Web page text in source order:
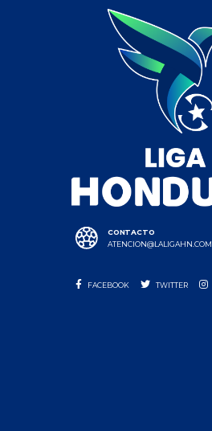
CONTACTO
ATENCION@LALIGAHN.COM
FACEBOOK TWITTER